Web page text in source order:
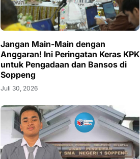
Jangan Main-Main dengan
Anggaran! Ini Peringatan Keras KPK
untuk Pengadaan dan Bansos di
Soppeng
Juli 30, 2026